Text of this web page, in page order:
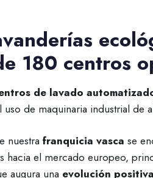
180 centros
de lavado
uso de maquinaria industrial de
nuestra franquicia vasca se
hacia el mercado europeo,
augura una evolución